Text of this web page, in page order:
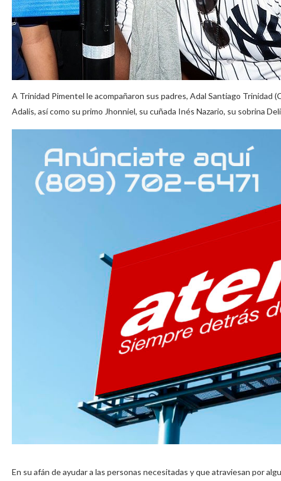
A Trinidad Pimentel le acompañaron sus padres, Adal Santiago Trinidad
Adalis, así como su primo Jhonniel, su cuñada Inés Nazario, su sobrina
En su afán de ayudar a las personas necesitadas y que atraviesan por